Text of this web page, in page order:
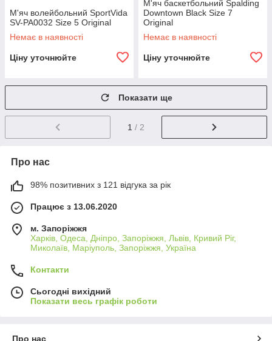
М'яч волейбольний SportVida
SV-PA0032 Size 5 Original
Немає в наявності
Ціну уточнюйте
М'яч баскетбольний Spalding
Downtown Black Size 7
Original
Немає в наявності
Ціну уточнюйте
Показати ще
1 / 2
Про нас
98% позитивних з 121 відгука за рік
Працює з 13.06.2020
м. Запоріжжя
Харків, Одеса, Дніпро, Запоріжжя, Львів, Кривий Ріг,
Миколаїв, Маріуполь, Запоріжжя, Україна
Контакти
Сьогодні вихідний
Показати весь графік роботи
Про нас